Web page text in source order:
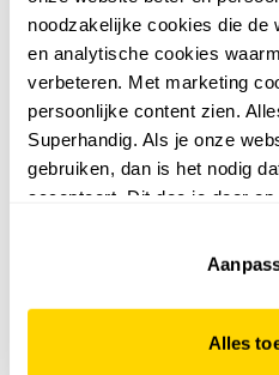
noodzakelijke cookies die de
en analytische cookies
verbeteren. Met marketing
persoonlijke content zien.
Superhandig. Als je onze
gebruiken, dan is het nodig
accepteert. Dit doe je door
website niet optimaal
Alles